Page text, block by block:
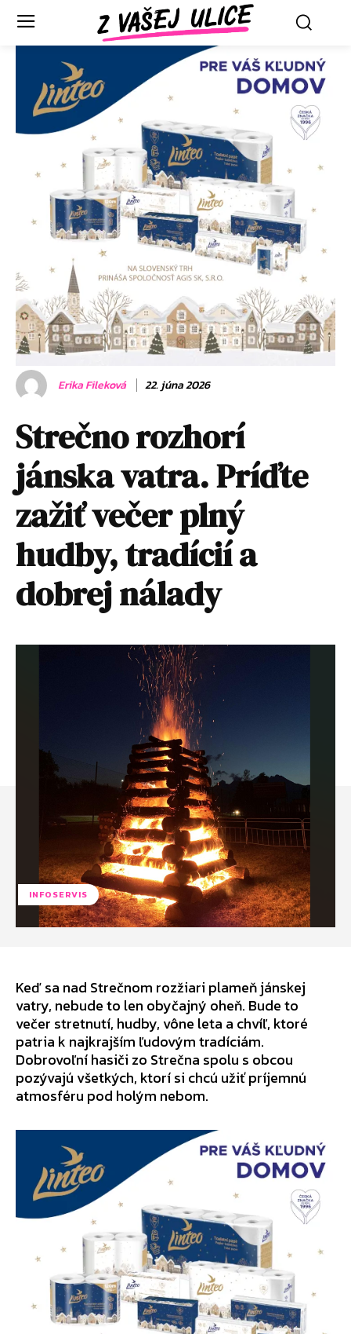
Erika Fileková 22. júna 2026
Strečno rozhorí
jánska vatra. Príďte
zažiť večer plný
hudby, tradícií a
dobrej nálady
INFOSERVIS
Keď sa nad Strečnom rozžiari plameň jánskej
vatry, nebude to len obyčajný oheň. Bude to
večer stretnutí, hudby, vône leta a chvíľ, ktoré
patria k najkrajším ľudovým tradíciám.
Dobrovoľní hasiči zo Strečna spolu s obcou
pozývajú všetkých, ktorí si chcú užiť príjemnú
atmosféru pod holým nebom.